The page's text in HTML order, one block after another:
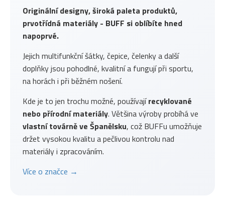
Originální designy, široká paleta produktů,
prvotřídná materiály - BUFF si oblíbíte hned
napoprvé.
Jejich multifunkční šátky, čepice, čelenky a další
doplňky jsou pohodlné, kvalitní a fungují při sportu,
na horách i při běžném nošení.
Kde je to jen trochu možné, používajírecyklované
nebo přírodní materiály. Většina výroby probíhá ve
vlastní továrně ve Španělsku, což BUFFu umožňuje
držet vysokou kvalitu a pečlivou kontrolu nad
materiály i zpracováním.
Více o značce →